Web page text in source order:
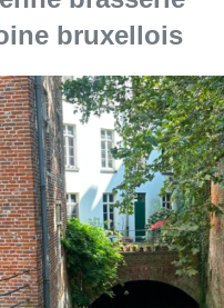
bruxellois